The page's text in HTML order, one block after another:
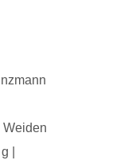
Weiden
|